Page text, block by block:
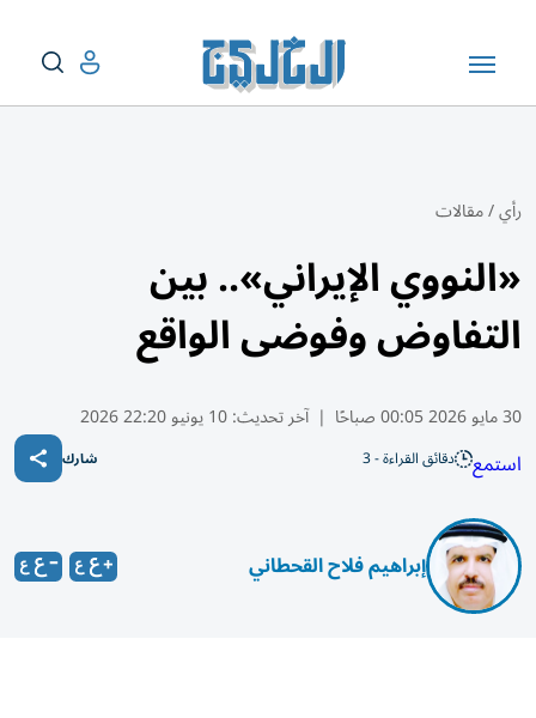
رأي/مقالات
«النووي الإيراني».. بين
التفاوض وفوضى الواقع
30 مايو 2026 00:05 صباحًا | آخر تحديث:10 يونيو 22:20 2026
استمع دقائق القراءة - 3 شارك
إبراهيم فلاح القحطاني